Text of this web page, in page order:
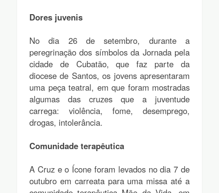
Dores juvenis
No dia 26 de setembro, durante a
peregrinação dos símbolos da Jornada pela
cidade de Cubatão, que faz parte da
diocese de Santos, os jovens apresentaram
uma peça teatral, em que foram mostradas
algumas das cruzes que a juventude
carrega: violência, fome, desemprego,
drogas, intolerância.
Comunidade terapêutica
A Cruz e o Ícone foram levados no dia 7 de
outubro em carreata para uma missa até a